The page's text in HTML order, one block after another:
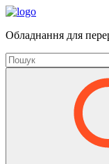
Обладнання для